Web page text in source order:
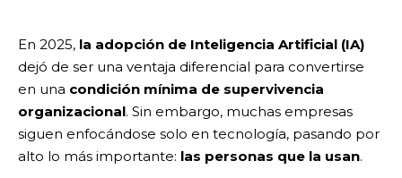
En 2025, la adopción de Inteligencia Artificial (IA)
dejó de ser una ventaja diferencial para convertirse
en una condición mínima de supervivencia
organizacional. Sin embargo, muchas empresas
siguen enfocándose solo en tecnología, pasando por
alto lo más importante: las personas que la usan.